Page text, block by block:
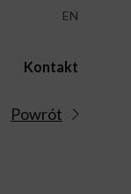
EN
Kontakt
Powrót